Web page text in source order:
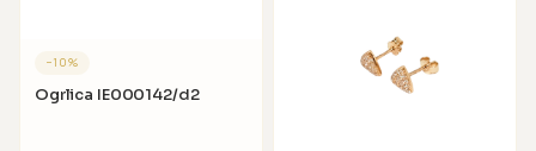
−10%
Ogrlica IE000142/d2